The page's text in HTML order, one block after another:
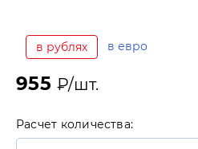
в рублях в евро
955₽/шт.
Расчет количества: